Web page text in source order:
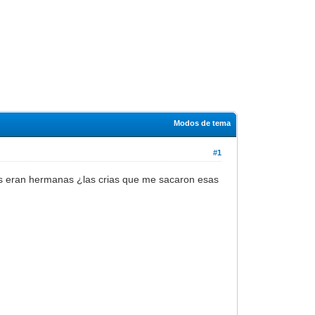
Modos de tema
#1
hermanas ¿las crias que me sacaron esas